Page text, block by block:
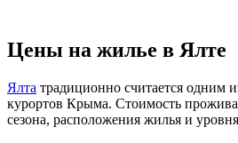
Цены на жилье в Ялте
Ялта традиционно считается одним
курортов Крыма. Стоимость
сезона, расположения жилья и